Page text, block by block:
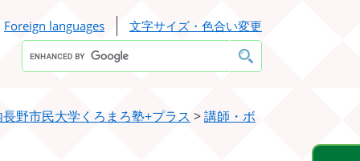
Foreign languages
文字サイズ・色合い変更
Google
カ
ス
索
野市民大学くろまろ塾+プラス >講師・ボ